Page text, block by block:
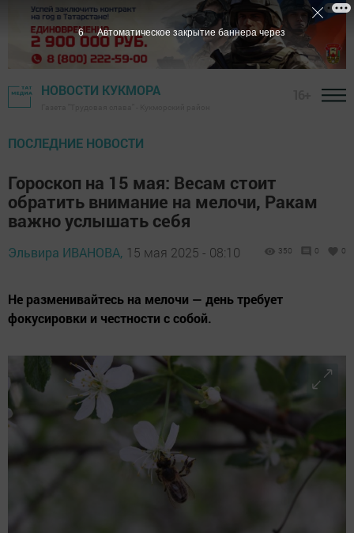
НОВОСТИ КУКМОРА
ПОСЛЕДНИЕ НОВОСТИ
Гороскоп на 15 мая: Весам стоит
обратить внимание на мелочи, Ракам
важно услышать себя
Эльвира ИВАНОВА, 15 мая 2025 - 08:10 350 0 0
Не разменивайтесь на мелочи — день требует
фокусировки и честности с собой.
4 Автоматическое закрытие баннера через